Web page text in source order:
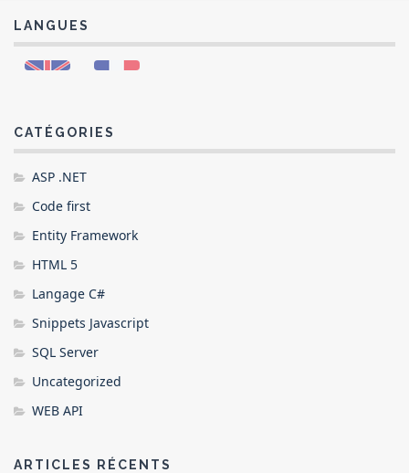
LANGUES
CATÉGORIES
ASP .NET
Code first
Entity Framework
HTML 5
Langage C#
Snippets Javascript
SQL Server
Uncategorized
WEB API
ARTICLES RÉCENTS